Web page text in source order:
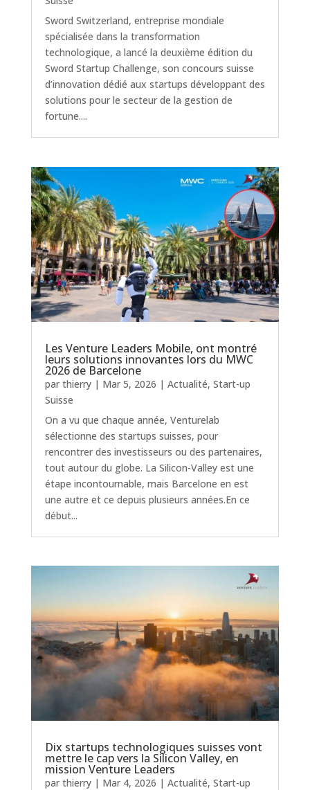
Sword Switzerland, entreprise mondiale
spécialisée dans la transformation
technologique, a lancé la deuxième édition du
Sword Startup Challenge, son concours suisse
d’innovation dédié aux startups développant des
solutions pour le secteur de la gestion de
fortune....
Les Venture Leaders Mobile, ont montré
leurs solutions innovantes lors du MWC
2026 de Barcelone
par thierry| Mar 5, 2026 | Actualité, Start-up
Suisse
On a vu que chaque année, Venturelab
sélectionne des startups suisses, pour
rencontrer des investisseurs ou des partenaires,
tout autour du globe. La Silicon-Valley est une
étape incontournable, mais Barcelone en est
une autre et ce depuis plusieurs années.En ce
début...
Dix startups technologiques suisses vont
mettre le cap vers la Silicon Valley, en
mission Venture Leaders
par thierry| Mar 4, 2026 | Actualité, Start-up